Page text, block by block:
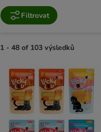
Filtrovat
1 - 48 of 103 výsledků